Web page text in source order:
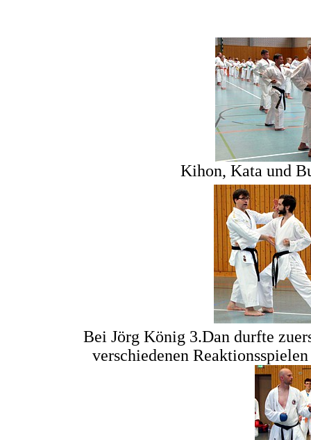
Kihon, Kata und
Bei Jörg König 3.Dan durfte
verschiedenen